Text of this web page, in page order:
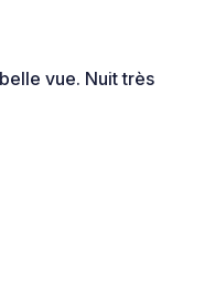
vue. Nuit très